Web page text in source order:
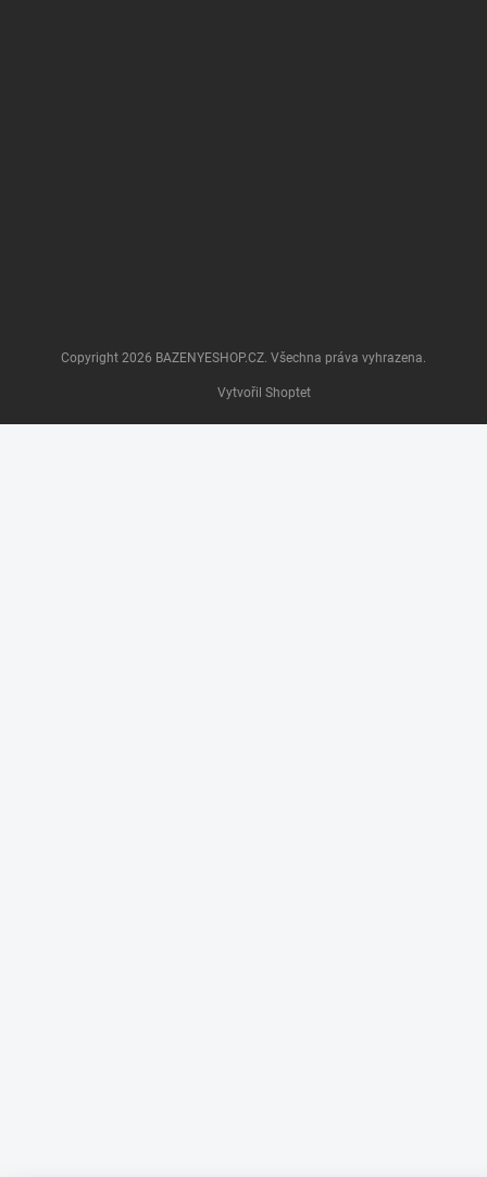
Vytvořil Shoptet
Copyright 2026 BAZENYESHOP.CZ. Všechna práva vyhrazena.